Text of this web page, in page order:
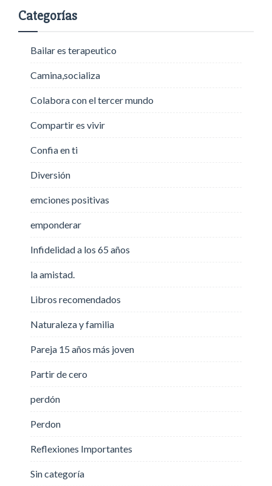
Categorías
Bailar es terapeutico
Camina,socializa
Colabora con el tercer mundo
Compartir es vivir
Confia en ti
Diversión
emciones positivas
emponderar
Infidelidad a los 65 años
la amistad.
Libros recomendados
Naturaleza y familia
Pareja 15 años más joven
Partir de cero
perdón
Perdon
Reflexiones Importantes
Sin categoría